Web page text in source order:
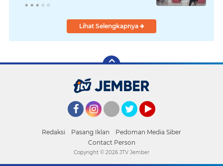
Lihat Selengkapnya
Redaksi Pasang Iklan
Pedoman Media Siber
Contact Person
Copyright © 2026 JTV Jember